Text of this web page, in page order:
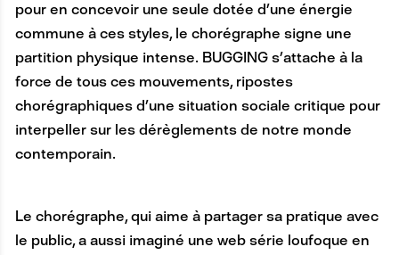
pour en concevoir une seule dotée d’une énergie
commune à ces styles, le chorégraphe signe une
partition physique intense. BUGGING s’attache à la
force de tous ces mouvements, ripostes
chorégraphiques d’une situation sociale critique pour
interpeller sur les dérèglements de notre monde
contemporain.
Le chorégraphe, qui aime à partager sa pratique avec
le public, a aussi imaginé une web série loufoque en